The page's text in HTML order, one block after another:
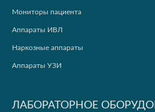
Мониторы пациента
Аппараты ИВЛ
Наркозные аппараты
Аппараты УЗИ
ЛАБОРАТОРНОЕ